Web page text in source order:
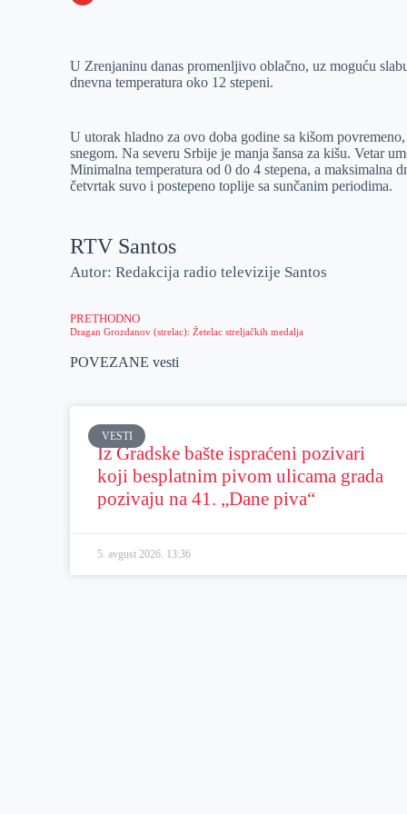
e
I
s
p
a
U Zrenjaninu danas promenljivo oblačno, uz moguću
dnevna temperatura oko 12 stepeni.
U utorak hladno za ovo doba godine sa kišom
snegom. Na severu Srbije je manja šansa za kišu. Vetar
Minimalna temperatura od 0 do 4 stepena, a maksimalna
četvrtak suvo i postepeno toplije sa sunčanim periodima.
RTV Santos
Autor: Redakcija radio televizije Santos
PRETHODNO
Dragan Grozdanov (strelac): Žetelac streljačkih medalja
POVEZANE vesti
VESTI
Iz Gradske bašte ispraćeni pozivari
koji besplatnim pivom ulicama grada
pozivaju na 41. „Dane piva“
5. avgust 2026. 13:36